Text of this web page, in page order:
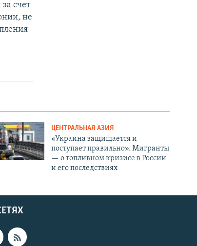
счет
не
ЦЕНТРАЛЬНАЯ АЗИЯ
«Украина защищается и
поступает правильно». Мигранты
— о топливном кризисе в России
и его последствиях